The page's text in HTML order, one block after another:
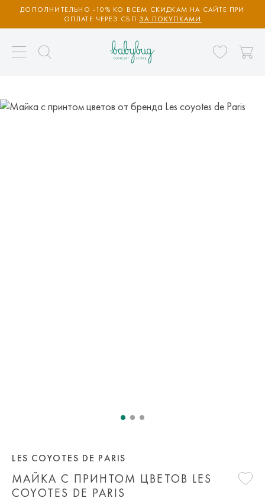
ДОПОЛНИТЕЛЬНО -10% КО ВСЕМ СКИДКАМ НА САЙТЕ ПРИ
ОПЛАТЕ ЧЕРЕЗ СБП ЗА ПОКУПКАМИ
МАЙКА С ПРИНТОМ ЦВЕТОВ LES
COYOTES DE PARIS
LES COYOTES DE PARIS